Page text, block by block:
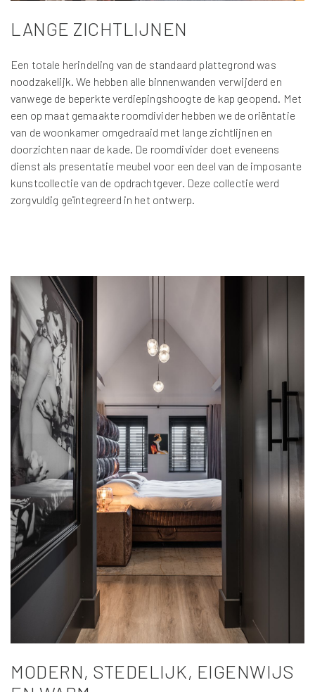
LANGE ZICHTLIJNEN
Een totale herindeling van de standaard plattegrond was
noodzakelijk. We hebben alle binnenwanden verwijderd en
vanwege de beperkte verdiepingshoogte de kap geopend. Met
een op maat gemaakte roomdivider hebben we de oriëntatie
van de woonkamer omgedraaid met lange zichtlijnen en
doorzichten naar de kade. De roomdivider doet eveneens
dienst als presentatie meubel voor een deel van de imposante
kunstcollectie van de opdrachtgever. Deze collectie werd
zorgvuldig geïntegreerd in het ontwerp.
MODERN, STEDELIJK, EIGENWIJS